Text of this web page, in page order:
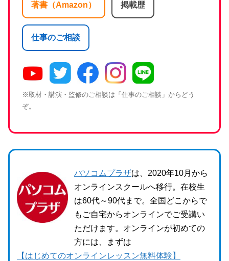
著書（Amazon） 掲載歴
仕事のご相談
※取材・講演・監修のご相談は「仕事のご相談」からどう
ぞ。
パソコムプラザは、2020年10月から
オンラインスクールへ移行。在校生
は60代～90代まで。全国どこからで
もご自宅からオンラインでご受講い
ただけます。オンラインが初めての
方には、まずは
【はじめてのオンラインレッスン無料体験】